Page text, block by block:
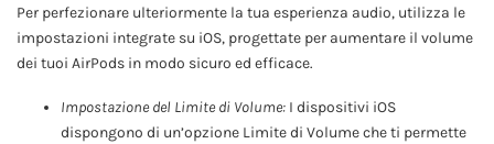
Per perfezionare ulteriormente la tua esperienza audio, utilizza le
impostazioni integrate su iOS, progettate per aumentare il volume
dei tuoi AirPods in modo sicuro ed efficace.
Impostazione del Limite di Volume: I dispositivi iOS
dispongono di un’opzione Limite di Volume che ti permette